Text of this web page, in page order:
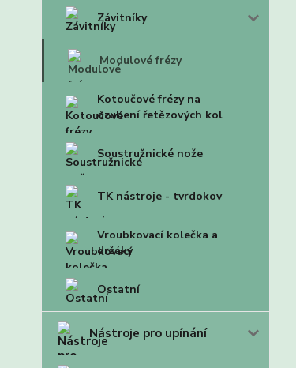
Závitníky
Modulové frézy
Kotoučové frézy na
ozubení řetězových kol
Soustružnické nože
TK nástroje - tvrdokov
Vroubkovací kolečka a
držáky
Ostatní
Nástroje pro upínání